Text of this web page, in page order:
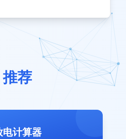
推荐
电计算器